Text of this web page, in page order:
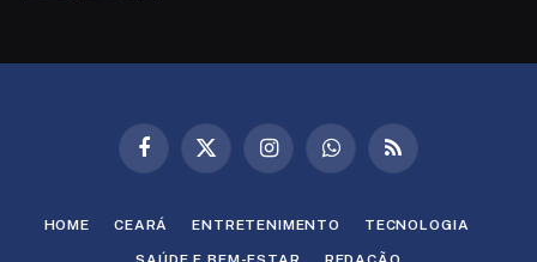
Facebook
X
InstagramWhatsAppRSS
HOME CEARÁ ENTRETENIMENTO TECNOLOGIA